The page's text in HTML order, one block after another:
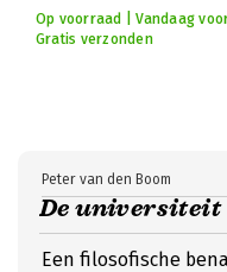
Op voorraad | Vandaag
Gratis verzonden
De universiteit
Peter van den Boom
Een filosofische